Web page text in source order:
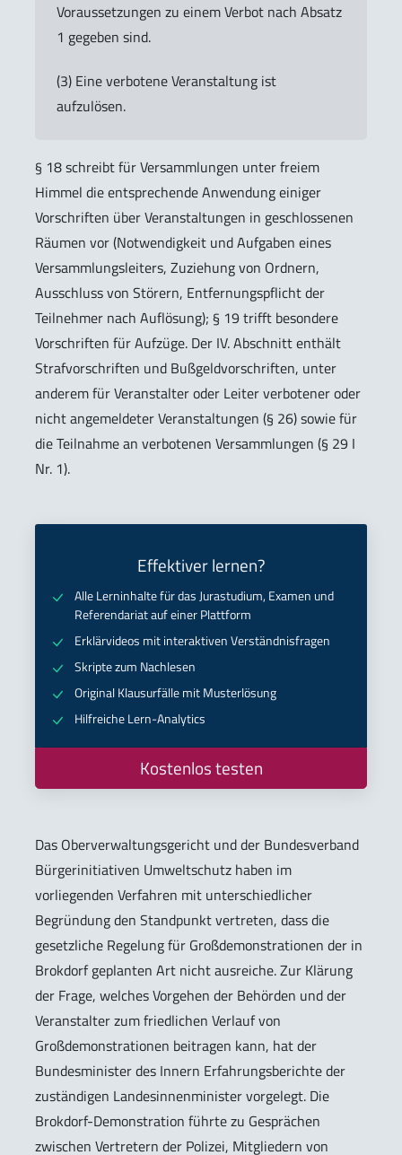
Voraussetzungen zu einem Verbot nach Absatz
1 gegeben sind.
(3) Eine verbotene Veranstaltung ist
aufzulösen.
§ 18 schreibt für Versammlungen unter freiem
Himmel die entsprechende Anwendung einiger
Vorschriften über Veranstaltungen in geschlossenen
Räumen vor (Notwendigkeit und Aufgaben eines
Versammlungsleiters, Zuziehung von Ordnern,
Ausschluss von Störern, Entfernungspflicht der
Teilnehmer nach Auflösung); § 19 trifft besondere
Vorschriften für Aufzüge. Der IV. Abschnitt enthält
Strafvorschriften und Bußgeldvorschriften, unter
anderem für Veranstalter oder Leiter verbotener oder
nicht angemeldeter Veranstaltungen (§ 26) sowie für
die Teilnahme an verbotenen Versammlungen (§ 29 I
Nr. 1).
Effektiver lernen?
Alle Lerninhalte für das Jurastudium, Examen und
Referendariat auf einer Plattform
Erklärvideos mit interaktiven Verständnisfragen
Skripte zum Nachlesen
Original Klausurfälle mit Musterlösung
Hilfreiche Lern-Analytics
Kostenlos testen
Das Oberverwaltungsgericht und der Bundesverband
Bürgerinitiativen Umweltschutz haben im
vorliegenden Verfahren mit unterschiedlicher
Begründung den Standpunkt vertreten, dass die
gesetzliche Regelung für Großdemonstrationen der in
Brokdorf geplanten Art nicht ausreiche. Zur Klärung
der Frage, welches Vorgehen der Behörden und der
Veranstalter zum friedlichen Verlauf von
Großdemonstrationen beitragen kann, hat der
Bundesminister des Innern Erfahrungsberichte der
zuständigen Landesinnenminister vorgelegt. Die
Brokdorf-Demonstration führte zu Gesprächen
zwischen Vertretern der Polizei, Mitgliedern von